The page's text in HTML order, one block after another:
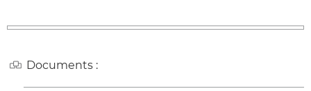
Documents :